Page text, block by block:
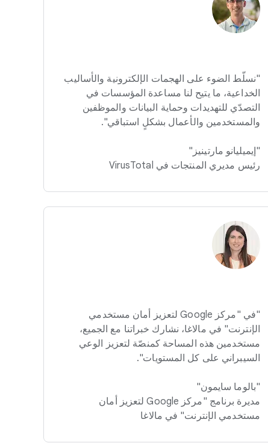
"نسلّط الضوء على الهجمات الإلكترونية والأساليب
الخداعية، ما يتيح لنا مساعدة المؤسسات في
التصدّي للتهديدات وحماية البيانات والموظفين
والمستخدمين والأعمال بشكلٍ استباقي".
"إيميليانو مارتينيز"
رئيس مديري المنتجات في VirusTotal
"في "مركز Google لتعزيز أمان مستخدمي
الإنترنت" في مالاغا، نشارك خبراتنا مع الجميع،
مستخدمين هذه المساحة كمنصّة لتعزيز الوعي
السيبراني على كل المستويات".
"بالوما سايمون"
مديرة برنامج "مركز Google لتعزيز أمان
مستخدمي الإنترنت" في مالاغا